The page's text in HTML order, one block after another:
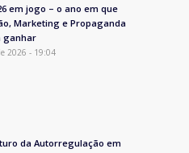
em jogo – o ano em que
Marketing e Propaganda
ganhar
2026 - 19:04
da Autorregulação em